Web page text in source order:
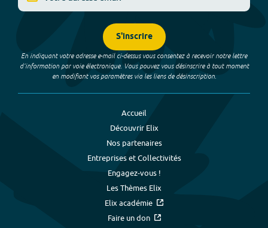
S'inscrire
En indiquant votre adresse e-mail ci-dessus vous consentez à recevoir notre lettre
d’information par voie électronique. Vous pouvez vous désinscrire à tout moment
en modifiant vos paramètres via les liens de désinscription.
Accueil
Découvrir Elix
Nos partenaires
Entreprises et Collectivités
Engagez-vous !
Les Thèmes Elix
Elix académie
Faire un don